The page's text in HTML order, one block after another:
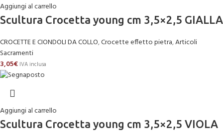
Aggiungi al carrello
Scultura Crocetta young cm 3,5×2,5 GIALLA
CROCETTE E CIONDOLI DA COLLO,Crocette effetto pietra,Articoli
Sacramenti
3,05€ IVA inclusa
Aggiungi al carrello
Scultura Crocetta young cm 3,5×2,5 VIOLA